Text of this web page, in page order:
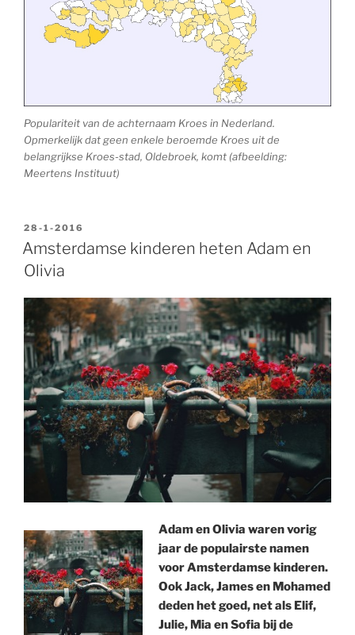
Populariteit van de achternaam Kroes in Nederland.
Opmerkelijk dat geen enkele beroemde Kroes uit de
belangrijkse Kroes-stad, Oldebroek, komt (afbeelding:
Meertens Instituut)
GEPLAATST
OP
28-1-2016
Amsterdamse kinderen heten Adam en
Olivia
Adam en Olivia waren vorig
jaar de populairste namen
voor Amsterdamse kinderen.
Ook Jack, James en Mohamed
deden het goed, net als Elif,
Julie, Mia en Sofia bij de